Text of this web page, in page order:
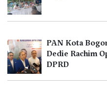
PAN Kota
Dedie Rachim
DPRD